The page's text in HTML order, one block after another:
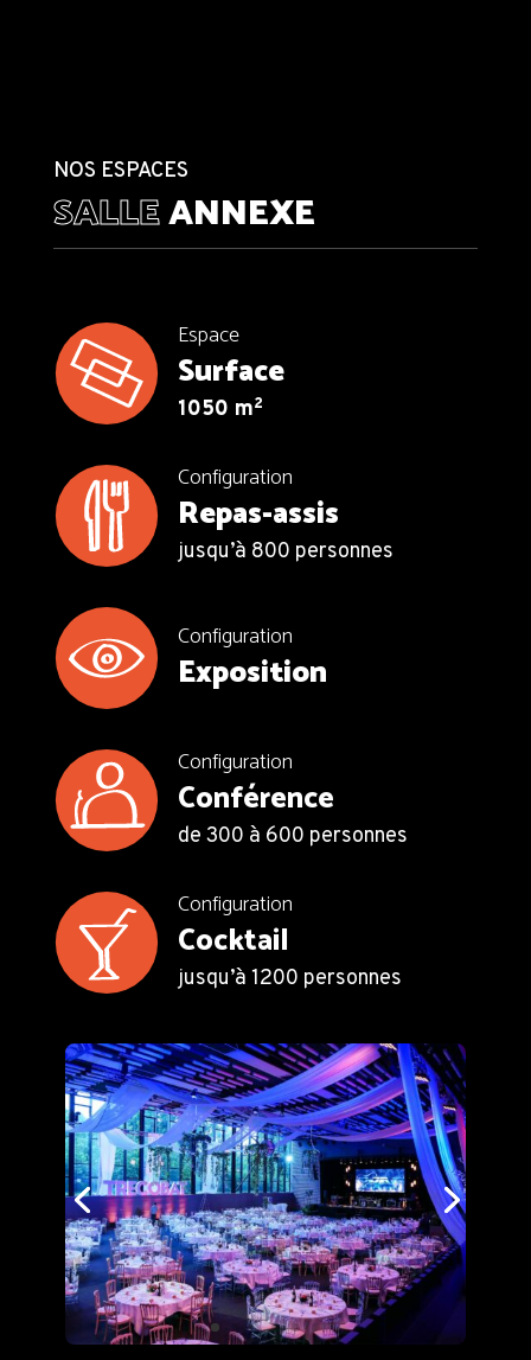
NOS ESPACES
SALLEANNEXE
Espace
Surface
1050 m2
Configuration
Repas-assis
jusqu’à 800 personnes
Configuration
Exposition
Configuration
Conférence
de 300 à 600 personnes
Configuration
Cocktail
jusqu’à 1200 personnes